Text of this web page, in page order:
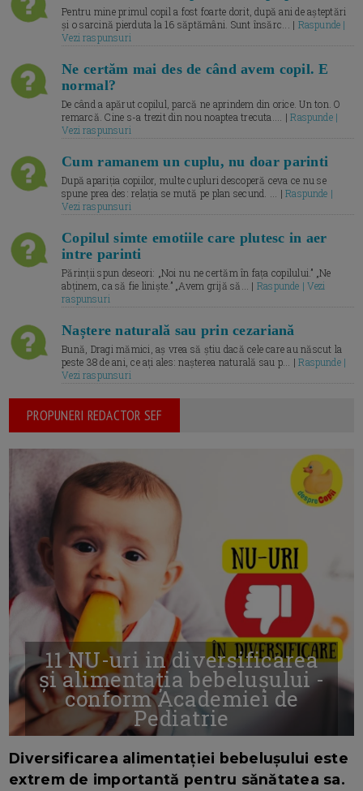
Pentru mine primul copil a fost foarte dorit, după ani de așteptări
și o sarcină pierduta la 16 săptămâni. Sunt însărc... | Raspunde |
Vezi raspunsuri
Ne certăm mai des de când avem copil. E
normal?
De când a apărut copilul, parcă ne aprindem din orice. Un ton. O
remarcă. Cine s-a trezit din nou noaptea trecuta.... |Raspunde |
Vezi raspunsuri
Cum ramanem un cuplu, nu doar parinti
După apariția copiilor, multe cupluri descoperă ceva ce nu se
spune prea des: relația se mută pe plan secund. ... |Raspunde |
Vezi raspunsuri
Copilul simte emotiile care plutesc in aer
intre parinti
Părinții spun deseori: „Noi nu ne certăm în fața copilului.” „Ne
abținem, ca să fie liniște.” „Avem grijă să... | Raspunde | Vezi
raspunsuri
Naștere naturală sau prin cezariană
Bună, Dragi mămici, aș vrea să știu dacă cele care au născut la
peste 38 de ani, ce ați ales: nașterea naturală sau p... |Raspunde |
Vezi raspunsuri
PROPUNERI REDACTOR SEF
11 NU-uri in diversificarea
și alimentația bebelușului -
conform Academiei de
Pediatrie
Diversificarea alimentației bebelușului este
extrem de importantă pentru sănătatea sa.